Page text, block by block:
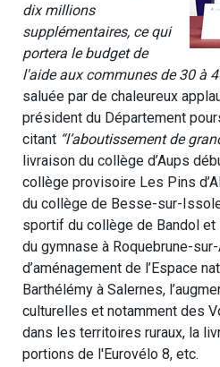
dix millions
supplémentaires, ce qui
portera le budget de
l'aide aux communes de 30 à
saluée par de chaleureux
président du Département
citant “l’aboutissement de
livraison du collège d’Aups
collège provisoire Les Pins
du collège de Besse-sur-
sportif du collège de Bandol
du gymnase à Roquebrune-
d’aménagement de l’Espace
Barthélémy à Salernes,
culturelles et notamment des
dans les territoires ruraux, la
portions de l'Eurovélo 8, etc.